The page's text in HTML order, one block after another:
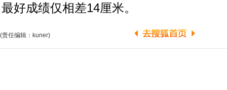
最好成绩仅相差14厘米。
(责任编辑：kuner)